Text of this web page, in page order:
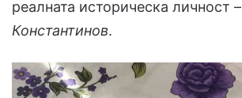
реалната историческа личност –
Константинов.